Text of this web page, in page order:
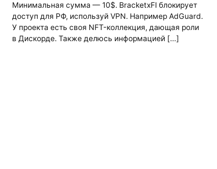
Минимальная сумма — 10$. BracketxFI блокирует
доступ для РФ, используй VPN. Например AdGuard.
У проекта есть своя NFT-коллекция, дающая роли
в Дискорде. Также делюсь информацией […]